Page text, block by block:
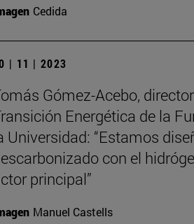
Cedida
| 11 | 2023
Gómez-Acebo,
Energética de la
Universidad: “Estamos
con el
principal”
Manuel Castells